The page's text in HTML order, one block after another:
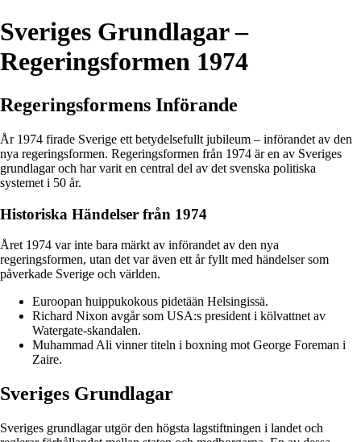
Sveriges Grundlagar –
Regeringsformen 1974
Regeringsformens Införande
År 1974 firade Sverige ett betydelsefullt jubileum – införandet av den
nya regeringsformen. Regeringsformen från 1974 är en av Sveriges
grundlagar och har varit en central del av det svenska politiska
systemet i 50 år.
Historiska Händelser från 1974
Året 1974 var inte bara märkt av införandet av den nya
regeringsformen, utan det var även ett år fyllt med händelser som
påverkade Sverige och världen.
Euroopan huippukokous pidetään Helsingissä.
Richard Nixon avgår som USA:s president i kölvattnet av
Watergate-skandalen.
Muhammad Ali vinner titeln i boxning mot George Foreman i
Zaire.
Sveriges Grundlagar
Sveriges grundlagar utgör den högsta lagstiftningen i landet och